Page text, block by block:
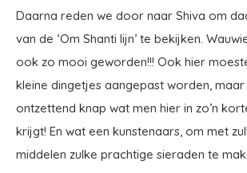
Daarna reden we door naar Shiva om
van de ‘Om Shanti lijn’ te bekijken.
ook zo mooi geworden!!! Ook hier
kleine dingetjes aangepast worden,
ontzettend knap wat men hier in zo’n
krijgt! En wat een kunstenaars, om met
middelen zulke prachtige sieraden te